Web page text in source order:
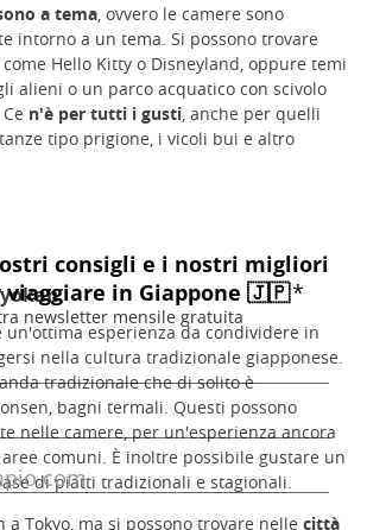
a tema, ovvero le camere sono
intorno a un tema. Si possono trovare
Hello Kitty o Disneyland, oppure temi
alieni o un parco acquatico con scivolo
n'è per tutti i gusti, anche per quelli
tipo prigione, i vicoli bui e altro
un'ottima esperienza da condividere in
nella cultura tradizionale giapponese.
tradizionale che di solito è
bagni termali. Questi possono
nelle camere, per un'esperienza ancora
comuni. È inoltre possibile gustare un
di piatti tradizionali e stagionali.
a Tokyo, ma si possono trovare nelle città